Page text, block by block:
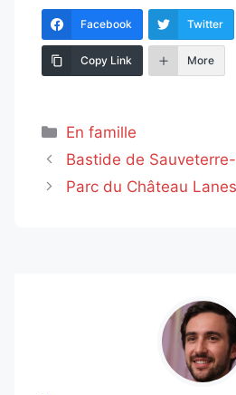
Facebook Twitter
Copy Link More
Catégories
En famille
Bastide de
Parc du Château